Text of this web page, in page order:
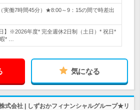
実働7時間45分）★8:00～9：15の間で時差出
】※2026年度* 完全週休2日制（土日）* 祝日*
* …
気になる
式会社 | しずおかフィナンシャルグループ★リ